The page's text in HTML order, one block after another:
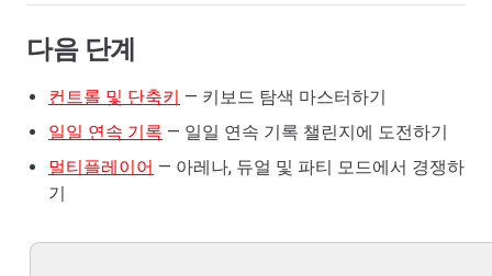
다음 단계
컨트롤 및 단축키
— 키보드 탐색 마스터하기
일일 연속 기록 — 일일 연속 기록 챌린지에 도전하기
멀티플레이어 — 아레나, 듀얼 및 파티 모드에서 경쟁하
기